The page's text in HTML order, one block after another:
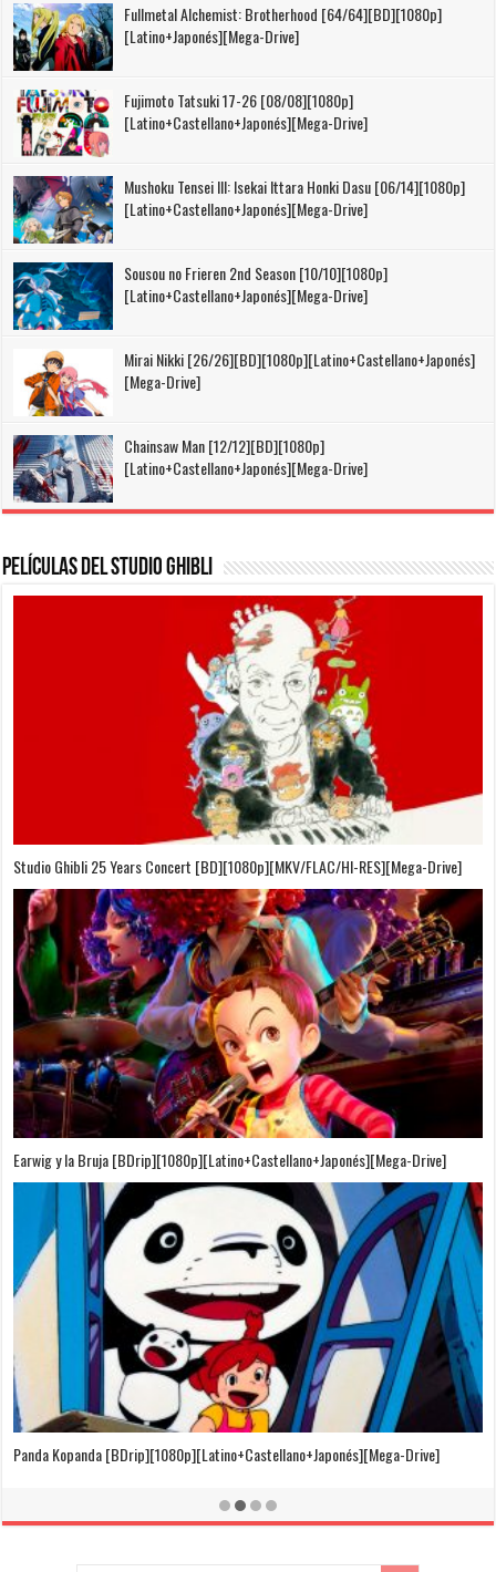
Fullmetal Alchemist: Brotherhood [64/64][BD][1080p]
[Latino+Japonés][Mega-Drive]
Fujimoto Tatsuki 17-26 [08/08][1080p]
[Latino+Castellano+Japonés][Mega-Drive]
Mushoku Tensei III: Isekai Ittara Honki Dasu [06/14][1080p]
[Latino+Castellano+Japonés][Mega-Drive]
Sousou no Frieren 2nd Season [10/10][1080p]
[Latino+Castellano+Japonés][Mega-Drive]
Mirai Nikki [26/26][BD][1080p][Latino+Castellano+Japonés]
[Mega-Drive]
Chainsaw Man [12/12][BD][1080p]
[Latino+Castellano+Japonés][Mega-Drive]
Películas del Studio Ghibli
On Your Mark [OVA][BDrip][1080p][Sub-Español][Sub-English][MEGA]
Puedo Escuchar el Mar [Película][BDrip][1080p][Dual Audio]
[Castellano+Japonés][Sub-Español][MEGA]